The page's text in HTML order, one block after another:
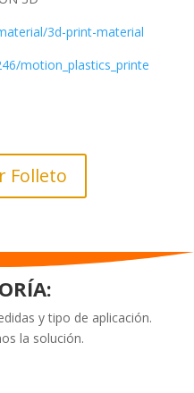
3d-print-material
motion_plastics_printe
Folleto
:
y tipo de aplicación.
la solución.